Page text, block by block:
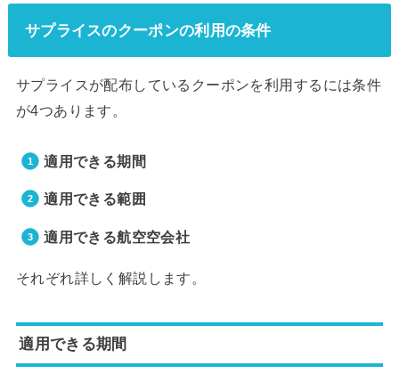
サプライスのクーポンの利用の条件
サプライスが配布しているクーポンを利用するには条件
が4つあります。
適用できる期間
適用できる範囲
適用できる航空空会社
それぞれ詳しく解説します。
適用できる期間